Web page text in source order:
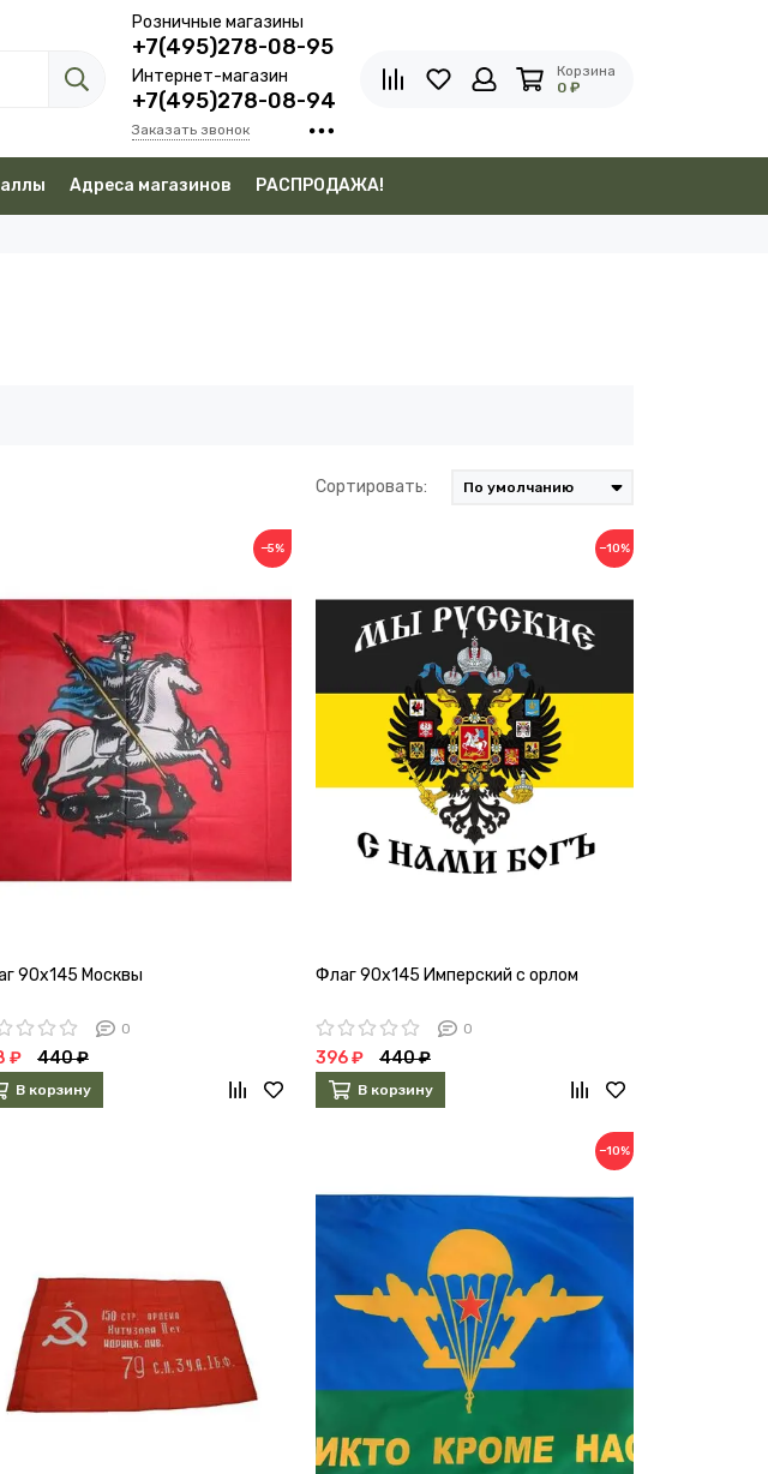
Розничные магазины
+7(495)278-08-95
Интернет-магазин
+7(495)278-08-94
Заказать звонок
Корзина
0 ₽
Адреса магазинов РАСПРОДАЖА!
Сортировать:
−5%
90х145 Москвы
0
₽ 440 ₽
В корзину
−10%
Флаг 90х145 Имперский с орлом
0
396 ₽ 440 ₽
В корзину
−10%